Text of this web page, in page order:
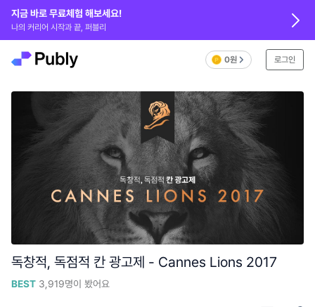
0원 로그인
지금 바로 무료체험 해보세요!
나의 커리어 시작과 끝, 퍼블리
독창적, 독점적 칸 광고제 - Cannes Lions 2017
BEST 3,919명이 봤어요